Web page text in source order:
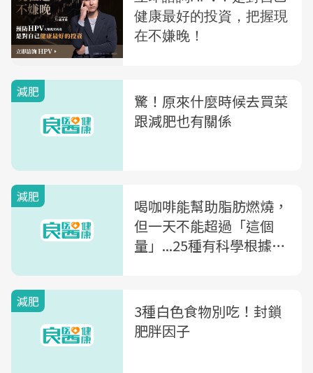
減肥
驚！原來什麼時候去買菜
跟減肥也有關係
減肥
喝咖啡能幫助脂肪燃燒，
但一天不能超過「這個
量」...25種有科學根據的
減肥
3種白色食物別吃！封鎖
肥胖因子